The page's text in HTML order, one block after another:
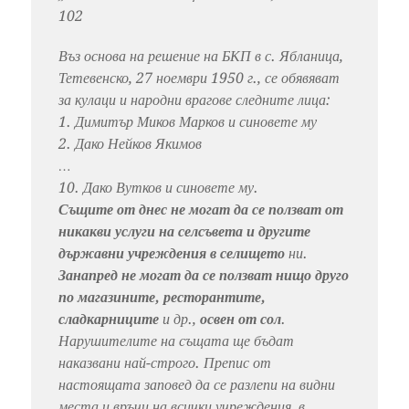
102
Въз основа на решение на БКП в с. Ябланица,
Тетевенско, 27 ноември 1950 г., се обявяват
за кулаци и народни врагове следните лица:
1. Димитър Миков Марков и синовете му
2. Дако Нейков Якимов
…
10. Дако Вутков и синовете му.
Същите от днес не могат да се ползват от
никакви услуги на селсъвета и другите
държавни учреждения в селищетони.
Занапред не могат да се ползват нищо друго
по магазините, ресторантите,
сладкарницитеи др., освен от сол.
Нарушителите на същата ще бъдат
наказвани най-строго. Препис от
настоящата заповед да се разлепи на видни